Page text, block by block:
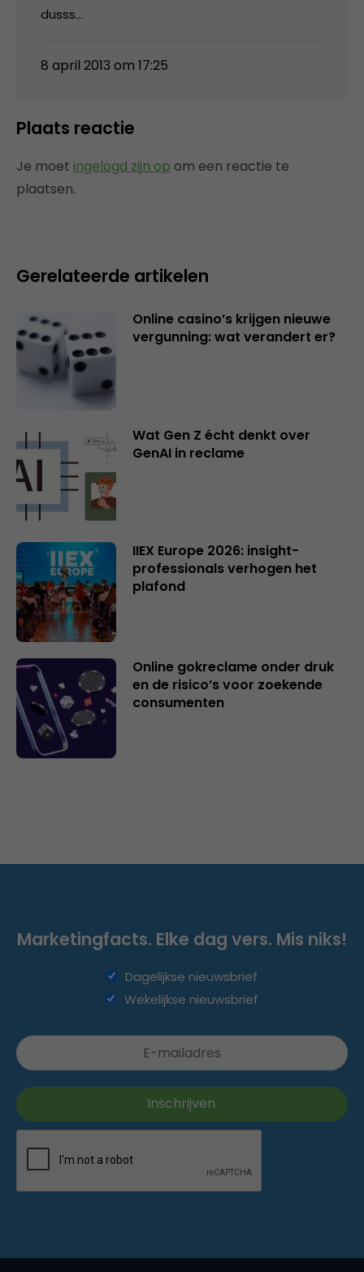
dusss…
8 april 2013 om 17:25
Plaats reactie
Je moet ingelogd zijn op om een reactie te
plaatsen.
Gerelateerde artikelen
Online casino’s krijgen nieuwe
vergunning: wat verandert er?
Wat Gen Z écht denkt over
GenAI in reclame
IIEX Europe 2026: insight-
professionals verhogen het
plafond
Online gokreclame onder druk
en de risico’s voor zoekende
consumenten
Marketingfacts. Elke dag vers. Mis niks!
Dagelijkse nieuwsbrief
Wekelijkse nieuwsbrief